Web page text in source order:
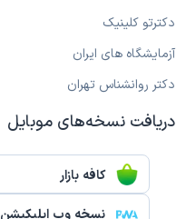
دکترتو کلینیک
آزمایشگاه های ایران
دکتر روانشناس تهران
دریافت نسخه‌های موبایل
کافه بازار
نسخه وب اپلیکیشن